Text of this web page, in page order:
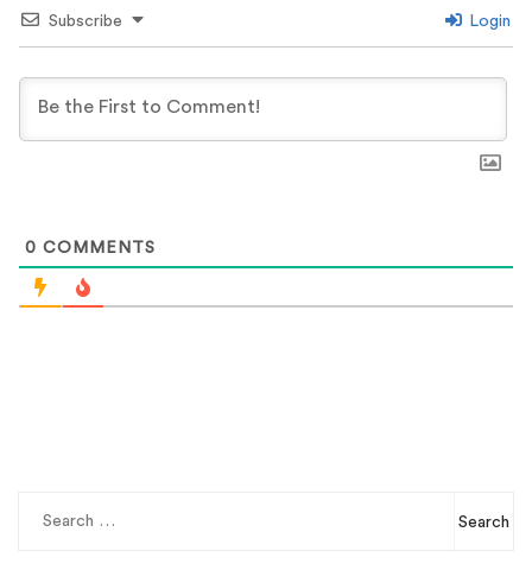
Subscribe Login
0 COMMENTS
Search